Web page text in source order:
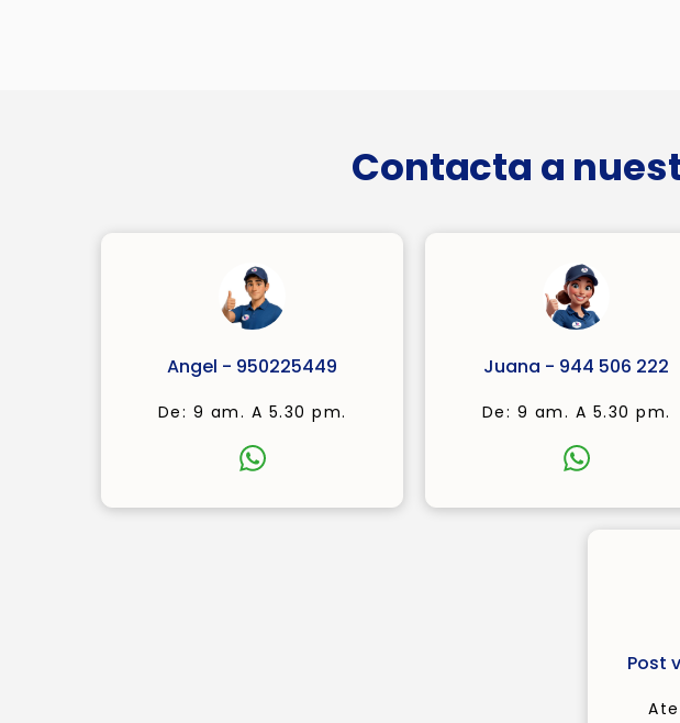
Contacta a
Angel - 950225449
De: 9 am. A 5.30 pm.
Juana - 944 506 222
De: 9 am. A 5.30 pm.
Post